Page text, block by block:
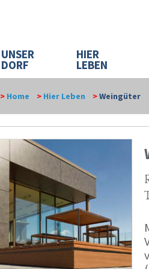
UNSER
DORF
HIER
LEBEN
> Home > Hier Leben >Weingüter